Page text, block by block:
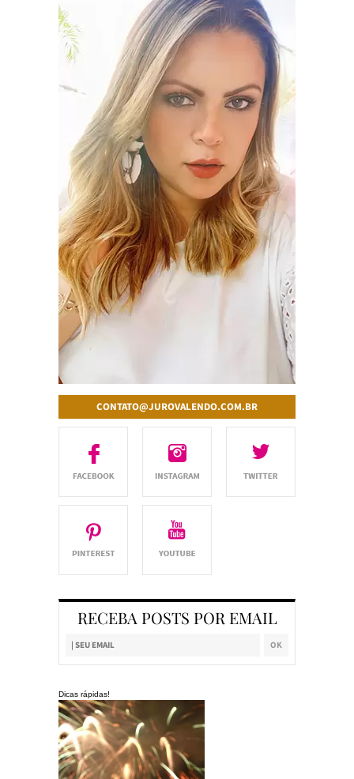
CONTATO@JUROVALENDO.COM.BR
RECEBA POSTS POR EMAIL
Dicas rápidas!